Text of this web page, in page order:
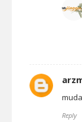
Reply